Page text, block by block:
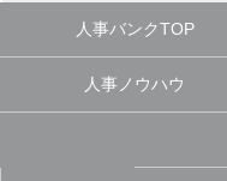
人事バンクTOP
人事ノウハウ